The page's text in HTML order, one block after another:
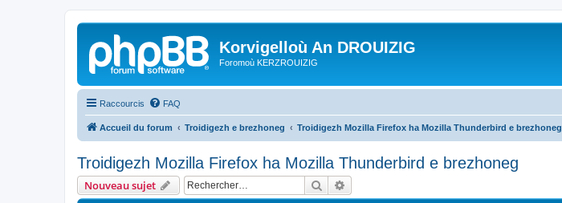
Korvigelloù An DROUIZIG
Foromoù KERZROUIZIG
Raccourcis FAQ
Accueil du forum Troidigezh e brezhoneg Troidigezh Mozilla Firefox ha Mozilla Thunderbird e brezhoneg
Troidigezh Mozilla Firefox ha Mozilla Thunderbird e brezhoneg
Nouveau sujet Rechercher